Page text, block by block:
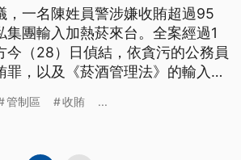
，一名陳姓員警涉嫌收賄超過95
集團輸入加熱菸來台。全案經過1
今（28）日偵結，依貪污的公務員
罪，以及《菸酒管理法》的輸入私
管制區 收賄 ...